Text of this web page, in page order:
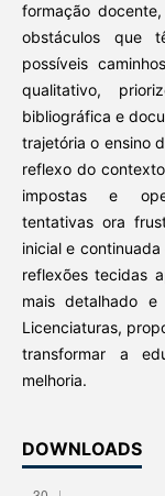
formação
obstáculos que
possíveis
qualitativo,
bibliográfica e
trajetória o ensino
reflexo do
impostas e
tentativas ora
inicial e
reflexões tecidas
mais detalhado
Licenciaturas,
transformar a
melhoria.
DOWNLOADS